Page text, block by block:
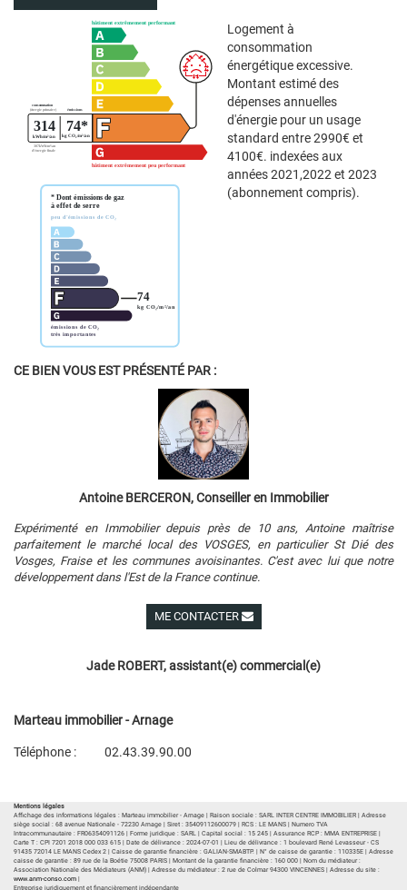
Logement à
consommation
énergétique excessive.
Montant estimé des
dépenses annuelles
d'énergie pour un usage
standard entre 2990€ et
4100€. indexées aux
années 2021,2022 et 2023
(abonnement compris).
CE BIEN VOUS EST PRÉSENTÉ PAR :
Antoine BERCERON, Conseiller en Immobilier
Expérimenté en Immobilier depuis près de 10 ans, Antoine maîtrise
parfaitement le marché local des VOSGES, en particulier St Dié des
Vosges, Fraise et les communes avoisinantes. C'est avec lui que notre
développement dans l'Est de la France continue.
ME CONTACTER
Jade ROBERT, assistant(e) commercial(e)
Marteau immobilier - Arnage
Téléphone :
02.43.39.90.00
Mentions légales
Affichage des informations légales : Marteau immobilier - Arnage | Raison sociale : SARL INTER CENTRE IMMOBILIER | Adresse
siège social : 68 avenue Nationale - 72230 Arnage | Siret : 35409112600079 | RCS : LE MANS | Numero TVA
Intracommunautaire : FR06354091126 | Forme juridique : SARL | Capital social : 15 245 | Assurance RCP : MMA ENTREPRISE |
Carte T : CPI 7201 2018 000 033 615 | Date de délivrance : 2024-07-01 | Lieu de délivrance : 1 boulevard René Levasseur - CS
91435 72014 LE MANS Cedex 2 | Caisse de garantie financière : GALIAN-SMABTP. | N° de caisse de garantie : 110335E | Adresse
caisse de garantie : 89 rue de la Boétie 75008 PARIS | Montant de la garantie financière : 160 000 | Nom du médiateur :
Association Nationale des Médiateurs (ANM) | Adresse du médiateur : 2 rue de Colmar 94300 VINCENNES | Adresse du site :
www.anm-conso.com
Entreprise juridiquement et financièrement indépendante